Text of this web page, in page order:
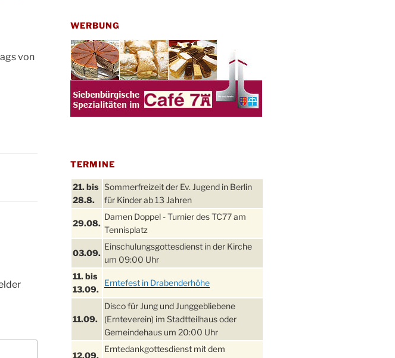
von
WERBUNG
TERMINE
21. bis
28.8.
Sommerfreizeit der Ev. Jugend in Berlin
für Kinder ab 13 Jahren
29.08.
Damen Doppel - Turnier des TC77 am
Tennisplatz
03.09.
Einschulungsgottesdienst in der Kirche
um 09:00 Uhr
11. bis
13.09.
Erntefest in Drabenderhöhe
11.09.
Disco für Jung und Junggebliebene
(Ernteverein) im Stadtteilhaus oder
Gemeindehaus um 20:00 Uhr
12.09.
Erntedankgottesdienst mit dem